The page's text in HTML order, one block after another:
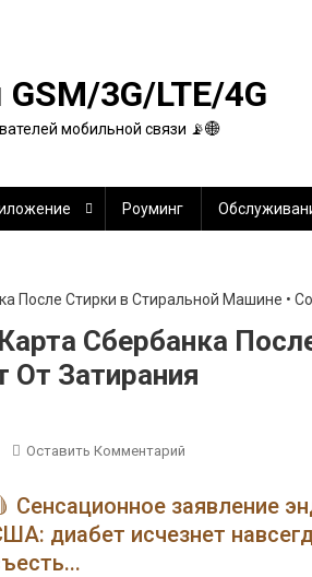
3G/LTE/4G
мобильной связи 📡🌐
Роуминг
Сбербанка
От Затирания
Оставить Комментарий
Ли
Сенсационное заявление
диабет исчезнет